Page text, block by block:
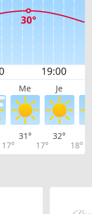
Me Je
17°
31°
17°
32°
18°